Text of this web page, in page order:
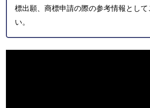
標出願、商標申請の際の参考情報として
い。